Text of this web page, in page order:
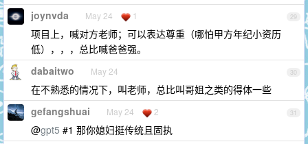
29
joynvda May 24 1
项目上，喊对方老师；可以表达尊重（哪怕甲方年纪小资历
低），，，总比喊爸爸强。
30
dabaitwo May 24
在不熟悉的情况下，叫老师，总比叫哥姐之类的得体一些
31
gefangshuai May 24 2
@gpt5 #1 那你媳妇挺传统且固执